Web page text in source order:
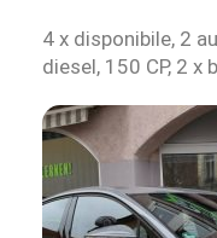
4 x disponibile, 2
diesel, 150 CP, 2 x